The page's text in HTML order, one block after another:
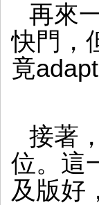
再來
快門，
竟
接著
位。這
及版好